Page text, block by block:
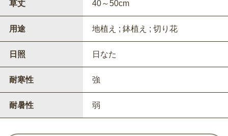
草丈 40～50cm
用途 地植え ; 鉢植え ; 切り花
日照 日なた
耐寒性 強
耐暑性 弱